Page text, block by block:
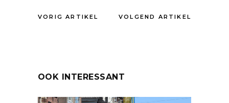
VORIG ARTIKEL VOLGEND ARTIKEL
OOK INTERESSANT